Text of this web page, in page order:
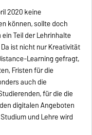
2020 keine
können, sollte doch
Teil der Lehrinhalte
ist nicht nur Kreativität
Learning gefragt,
Fristen für die
auch die
für die die
digitalen Angeboten
und Lehre wird